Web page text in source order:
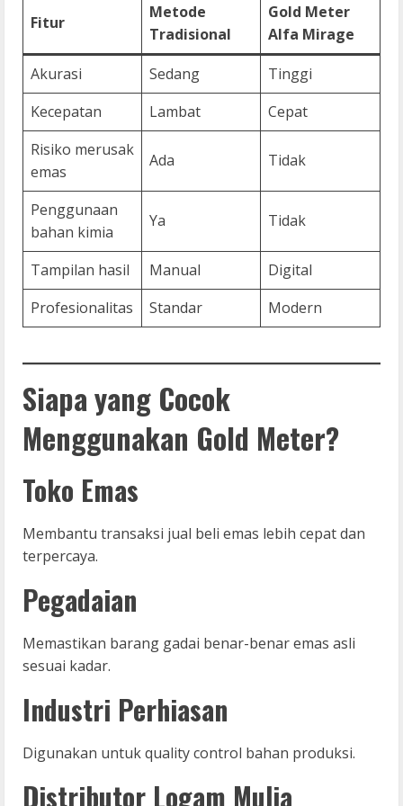
Fitur
Metode
Tradisional
Gold Meter
Alfa Mirage
Akurasi
Sedang
Tinggi
Kecepatan
Lambat
Cepat
Risiko merusak
emas
Ada Tidak
Penggunaan
bahan kimia
Ya Tidak
Tampilan hasil Manual
Digital
Profesionalitas
Standar Modern
Siapa yang Cocok
Menggunakan Gold Meter?
Toko Emas
Membantu transaksi jual beli emas lebih cepat dan
terpercaya.
Pegadaian
Memastikan barang gadai benar-benar emas asli
sesuai kadar.
Industri Perhiasan
Digunakan untuk quality control bahan produksi.
Distributor Logam Mulia